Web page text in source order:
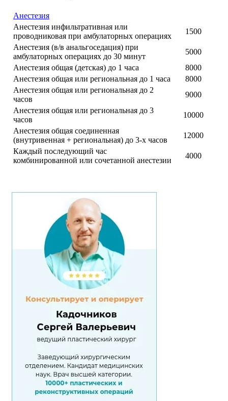
Анестезия
Анестезия инфильтративная или
проводниковая при амбулаторных операциях
1500
Анестезия (в/в анальгоседация) при
амбулаторных операциях до 30 минут
5000
Анестезия общая (детская) до 1 часа
8000
Анестезия общая или региональная до 1 часа
8000
Анестезия общая или региональная до 2
часов
9000
Анестезия общая или региональная до 3
часов
10000
Анестезия общая соединенная
(внутривенная + региональная) до 3-х часов
12000
Каждый последующий час
комбинированной или сочетанной анестезии
4000